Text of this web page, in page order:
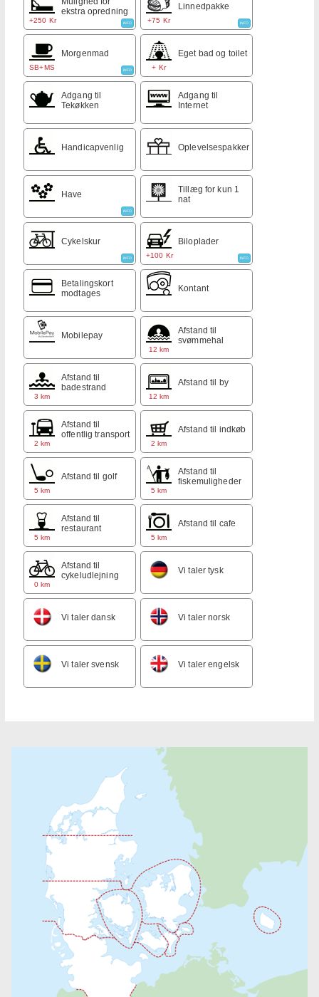
+250 Kr
ekstra opredning
INFO +75 Kr
Linnedpakke
INFO
SB+MS
Morgenmad
INFO + Kr
Eget bad og toilet
Adgang til
Tekøkken
Adgang til
Internet
Handicapvenlig Oplevelsespakker
Have
INFO
Tillæg for kun 1
nat
Cykelskur
INFO +100 Kr
Biloplader
INFO
Betalingskort
modtages
Kontant
Mobilepay
12 km
Afstand til
svømmehal
3 km
Afstand til
badestrand
12 km
Afstand til by
2 km
Afstand til
offentlig transport
2 km
Afstand til indkøb
5 km
Afstand til golf
5 km
Afstand til
fiskemuligheder
5 km
Afstand til
restaurant
5 km
Afstand til cafe
0 km
Afstand til
cykeludlejning
Vi taler tysk
Vi taler dansk Vi taler norsk
Vi taler svensk Vi taler engelsk